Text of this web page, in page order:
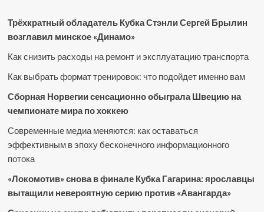
Трёхкратный обладатель Кубка Стэнли Сергей Брылин
возглавил минское «Динамо»
Как снизить расходы на ремонт и эксплуатацию транспорта
Как выбрать формат тренировок: что подойдет именно вам
Сборная Норвегии сенсационно обыграла Швецию на
чемпионате мира по хоккею
Современные медиа меняются: как оставаться
эффективным в эпоху бесконечного информационного
потока
«Локомотив» снова в финале Кубка Гагарина: ярославцы
вытащили невероятную серию против «Авангарда»